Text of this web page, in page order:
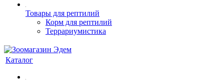
Товары для рептилий
Корм для рептилий
Террариумистика
Каталог